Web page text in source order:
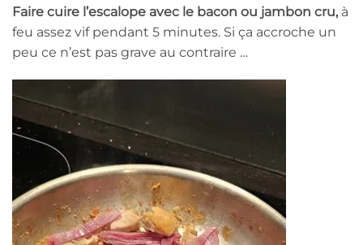
Faire cuire l’escalope avec le bacon ou jambon cru, à
feu assez vif pendant 5 minutes. Si ça accroche un
peu ce n’est pas grave au contraire …